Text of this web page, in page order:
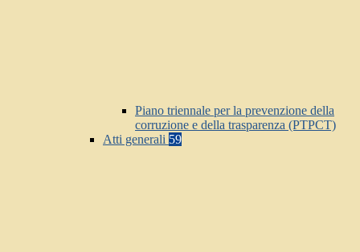
Piano triennale per la prevenzione della
corruzione e della trasparenza (PTPCT)
Atti generali 59